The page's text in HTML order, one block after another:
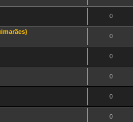
0
0
0
0
0
0